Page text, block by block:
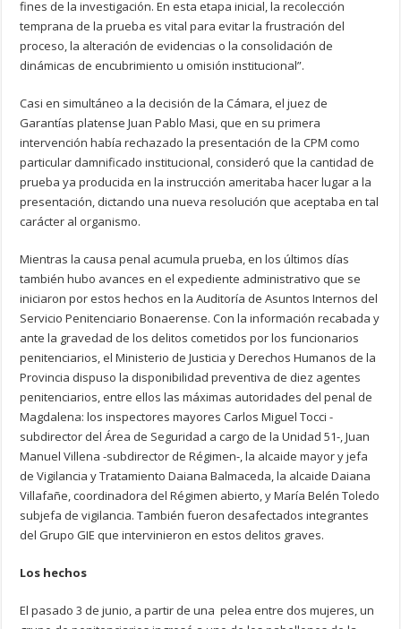
fines de la investigación. En esta etapa inicial, la recolección
temprana de la prueba es vital para evitar la frustración del
proceso, la alteración de evidencias o la consolidación de
dinámicas de encubrimiento u omisión institucional”.
Casi en simultáneo a la decisión de la Cámara, el juez de
Garantías platense Juan Pablo Masi, que en su primera
intervención había rechazado la presentación de la CPM como
particular damnificado institucional, consideró que la cantidad de
prueba ya producida en la instrucción ameritaba hacer lugar a la
presentación, dictando una nueva resolución que aceptaba en tal
carácter al organismo.
Mientras la causa penal acumula prueba, en los últimos días
también hubo avances en el expediente administrativo que se
iniciaron por estos hechos en la Auditoría de Asuntos Internos del
Servicio Penitenciario Bonaerense. Con la información recabada y
ante la gravedad de los delitos cometidos por los funcionarios
penitenciarios, el Ministerio de Justicia y Derechos Humanos de la
Provincia dispuso la disponibilidad preventiva de diez agentes
penitenciarios, entre ellos las máximas autoridades del penal de
Magdalena: los inspectores mayores Carlos Miguel Tocci -
subdirector del Área de Seguridad a cargo de la Unidad 51-, Juan
Manuel Villena -subdirector de Régimen-, la alcaide mayor y jefa
de Vigilancia y Tratamiento Daiana Balmaceda, la alcaide Daiana
Villafañe, coordinadora del Régimen abierto, y María Belén Toledo
subjefa de vigilancia. También fueron desafectados integrantes
del Grupo GIE que intervinieron en estos delitos graves.
Los hechos
El pasado 3 de junio, a partir de una pelea entre dos mujeres, un